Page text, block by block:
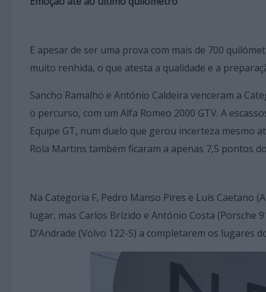
E apesar de ser uma prova com mais de 700
muito renhida, o que atesta a qualidade e a
Sancho Ramalho e António Caldeira venceram a
o percurso, com um Alfa Romeo 2000 GTV. A
Equipe GT, num duelo que gerou incerteza mesmo
Rola Martins também ficaram a apenas 7,5 pontos
Na Categoria F, Pedro Manso Pires e Luís Caetano
lugar, mas Carlos Brízido e António Costa (Porsche
D’Andrade (Volvo 122-S) a completarem os lugares